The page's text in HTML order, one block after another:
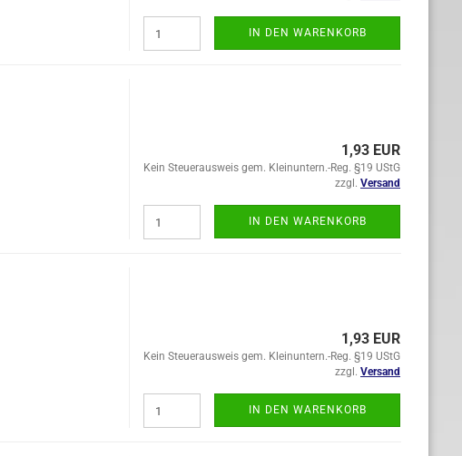
IN DEN WARENKORB
1,93 EUR
Kein Steuerausweis gem. Kleinuntern.-Reg. §19 UStG
zzgl. Versand
IN DEN WARENKORB
1,93 EUR
Kein Steuerausweis gem. Kleinuntern.-Reg. §19 UStG
zzgl. Versand
IN DEN WARENKORB